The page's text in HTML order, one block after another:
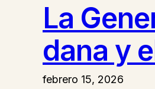
La
dana y
febrero 15, 2026